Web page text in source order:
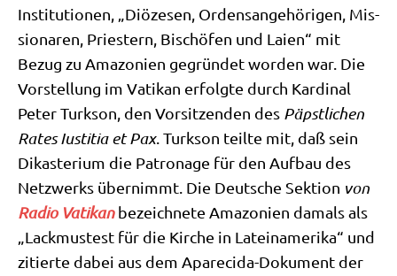
Insti­tu­tio­nen, „Diö­ze­sen, Ordens­an­ge­hö­ri­gen, Mis­
sio­na­ren, Prie­stern, Bischö­fen und Lai­en“ mit
Bezug zu Ama­zo­ni­en gegrün­det wor­den war. Die
Vor­stel­lung im Vati­kan erfolg­te durch Kar­di­nal
Peter Turk­son, den Vor­sit­zen­den des Päpst­li­chen
Rates Ius­ti­tia et Pax. Turk­son teil­te mit, daß sein
Dik­aste­ri­um die Patro­na­ge für den Auf­bau des
Netz­werks über­nimmt. Die Deut­sche Sek­ti­on von
Radio Vati­kanbezeich­ne­te Ama­zo­ni­en damals als
„Lack­mus­test für die Kir­che in Latein­ame­ri­ka“ und
zitier­te dabei aus dem Apa­re­ci­da-Doku­ment der